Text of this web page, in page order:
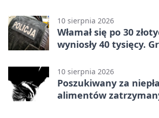
10 sierpnia 2026
Włamał się po 30
wyniosły 40 tysięcy.
10 sierpnia 2026
Poszukiwany za
alimentów